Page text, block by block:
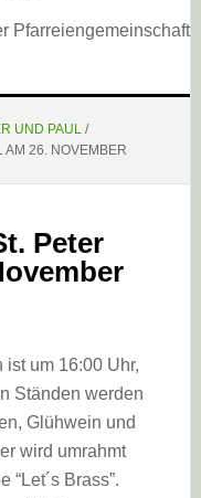
UND PAUL /
AM 26. NOVEMBER
Peter
um 16:00 Uhr,
Ständen werden
Glühwein und
wird umrahmt
“Let´s Brass”.